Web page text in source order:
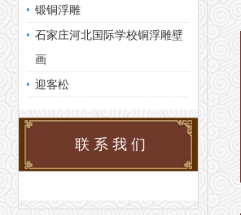
锻铜浮雕
石家庄河北国际学校铜浮雕壁
画
迎客松
联系我们